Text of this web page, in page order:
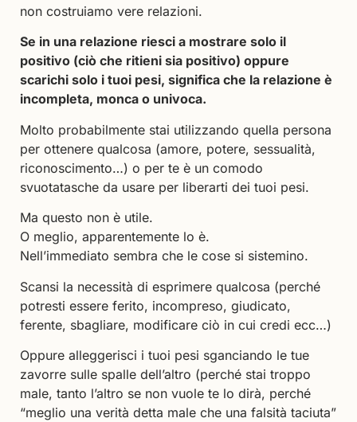
non costruiamo vere relazioni.
Se in una relazione riesci a mostrare solo il
positivo (ciò che ritieni sia positivo) oppure
scarichi solo i tuoi pesi, significa che la relazione è
incompleta, monca o univoca.
Molto probabilmente stai utilizzando quella persona
per ottenere qualcosa (amore, potere, sessualità,
riconoscimento…) o per te è un comodo
svuotatasche da usare per liberarti dei tuoi pesi.
Ma questo non è utile.
O meglio, apparentemente lo è.
Nell’immediato sembra che le cose si sistemino.
Scansi la necessità di esprimere qualcosa (perché
potresti essere ferito, incompreso, giudicato,
ferente, sbagliare, modificare ciò in cui credi ecc…)
Oppure alleggerisci i tuoi pesi sganciando le tue
zavorre sulle spalle dell’altro (perché stai troppo
male, tanto l’altro se non vuole te lo dirà, perché
“meglio una verità detta male che una falsità taciuta”